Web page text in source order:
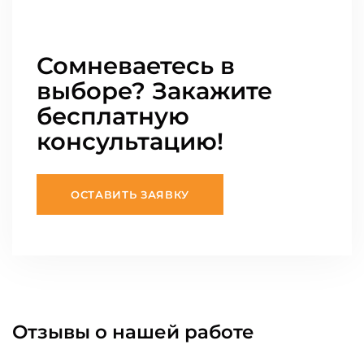
Сомневаетесь в
выборе? Закажите
бесплатную
консультацию!
ОСТАВИТЬ ЗАЯВКУ
Отзывы о нашей работе